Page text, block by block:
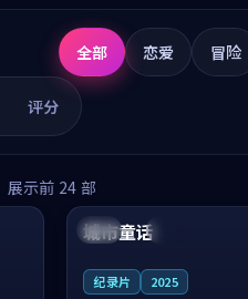
全部 恋爱 冒险
评分
展示前 24 部
美国
城市童话
纪录片 2025